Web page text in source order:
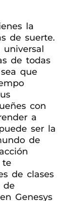
la
de suerte.
de todas
que
con
a
ser la
de
te
de clases
de
Genesys